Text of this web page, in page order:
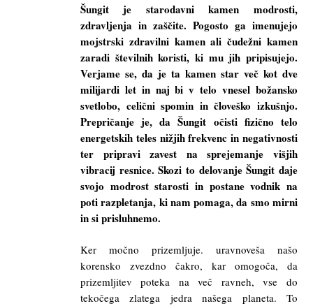
Šungit je starodavni kamen modrosti,
zdravljenja in zaščite. Pogosto ga imenujejo
mojstrski zdravilni kamen ali čudežni kamen
zaradi številnih koristi, ki mu jih pripisujejo.
Verjame se, da je ta kamen star več kot dve
milijardi let in naj bi v telo vnesel božansko
svetlobo, celični spomin in človeško izkušnjo.
Prepričanje je, da Šungit očisti fizično telo
energetskih teles nižjih frekvenc in negativnosti
ter pripravi zavest na sprejemanje višjih
vibracij resnice. Skozi to delovanje Šungit daje
svojo modrost starosti in postane vodnik na
poti razpletanja, ki nam pomaga, da smo mirni
in si prisluhnemo.
Ker močno prizemljuje. uravnoveša našo
korensko zvezdno čakro, kar omogoča, da
prizemljitev poteka na več ravneh, vse do
tekočega zlatega jedra našega planeta. To